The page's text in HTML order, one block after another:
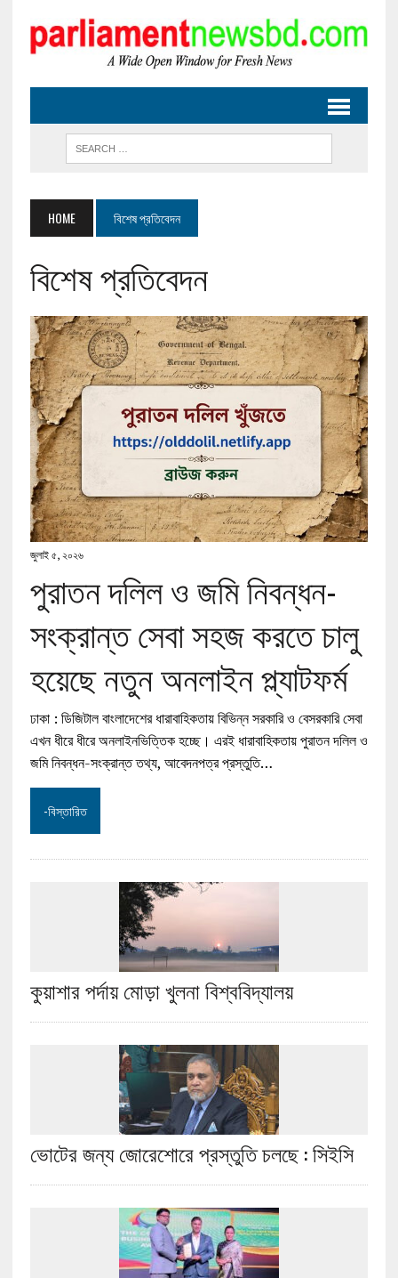
HOME বিশেষ প্রতিবেদন
বিশেষ প্রতিবেদন
জুলাই ৫, ২০২৬
পুরাতন দলিল ও জমি নিবন্ধন-
সংক্রান্ত সেবা সহজ করতে চালু
হয়েছে নতুন অনলাইন প্ল্যাটফর্ম
ঢাকা : ডিজিটাল বাংলাদেশের ধারাবাহিকতায় বিভিন্ন সরকারি ও বেসরকারি সেবা
এখন ধীরে ধীরে অনলাইনভিত্তিক হচ্ছে। এরই ধারাবাহিকতায় পুরাতন দলিল ও
জমি নিবন্ধন-সংক্রান্ত তথ্য, আবেদনপত্র প্রস্তুতি…
-বিস্তারিত
কুয়াশার পর্দায় মোড়া খুলনা বিশ্ববিদ্যালয়
ভোটের জন্য জোরেশোরে প্রস্তুতি চলছে : সিইসি